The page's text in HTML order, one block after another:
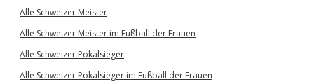
Alle Schweizer Meister
Alle Schweizer Meister im Fußball der Frauen
Alle Schweizer Pokalsieger
Alle Schweizer Pokalsieger im Fußball der Frauen